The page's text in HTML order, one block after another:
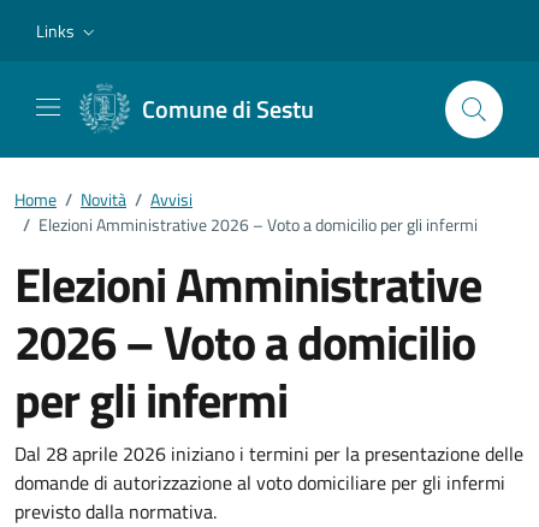
Links
Comune di Sestu
Home / Novità / Avvisi
/ Elezioni Amministrative 2026 – Voto a domicilio per gli infermi
Elezioni Amministrative
2026 – Voto a domicilio
per gli infermi
Dettagli della notizia
Dal 28 aprile 2026 iniziano i termini per la presentazione delle
domande di autorizzazione al voto domiciliare per gli infermi
previsto dalla normativa.